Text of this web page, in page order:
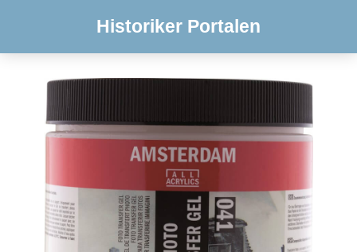
Historiker Portalen